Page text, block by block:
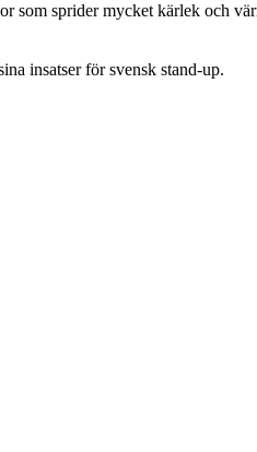
som sprider mycket kärlek och
insatser för svensk stand-up.